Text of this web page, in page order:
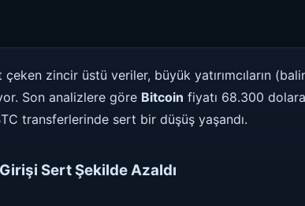
zincir üstü veriler, büyük yatırımcıların
Son analizlere göre Bitcoin fiyatı 68.300
transferlerinde sert bir düşüş yaşandı.
Sert Şekilde Azaldı